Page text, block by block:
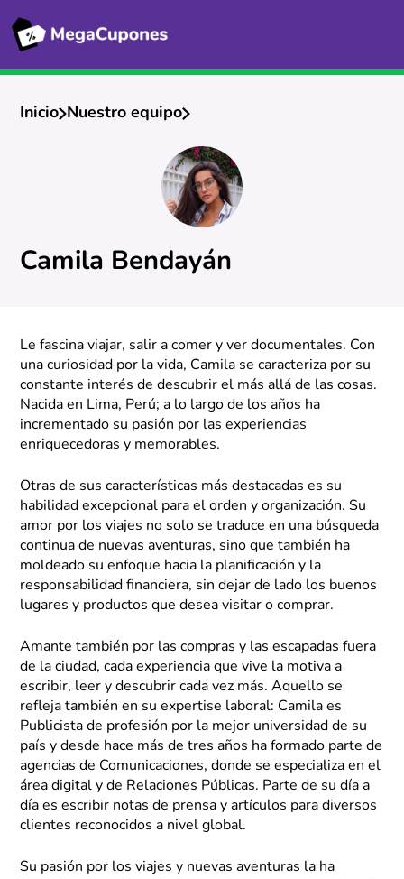
Inicio Nuestro equipo
Camila Bendayán
Le fascina viajar, salir a comer y ver documentales. Con
una curiosidad por la vida, Camila se caracteriza por su
constante interés de descubrir el más allá de las cosas.
Nacida en Lima, Perú; a lo largo de los años ha
incrementado su pasión por las experiencias
enriquecedoras y memorables.
Otras de sus características más destacadas es su
habilidad excepcional para el orden y organización. Su
amor por los viajes no solo se traduce en una búsqueda
continua de nuevas aventuras, sino que también ha
moldeado su enfoque hacia la planificación y la
responsabilidad financiera, sin dejar de lado los buenos
lugares y productos que desea visitar o comprar.
Amante también por las compras y las escapadas fuera
de la ciudad, cada experiencia que vive la motiva a
escribir, leer y descubrir cada vez más. Aquello se
refleja también en su expertise laboral: Camila es
Publicista de profesión por la mejor universidad de su
país y desde hace más de tres años ha formado parte de
agencias de Comunicaciones, donde se especializa en el
área digital y de Relaciones Públicas. Parte de su día a
día es escribir notas de prensa y artículos para diversos
clientes reconocidos a nivel global.
Su pasión por los viajes y nuevas aventuras la ha